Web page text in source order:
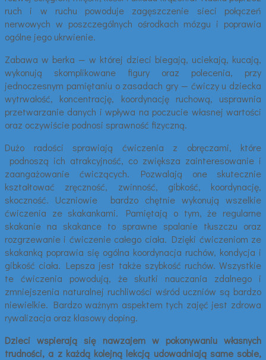
ruch i w ruchu powoduje zagęszczenie sieci połączeń
nerwowych w poszczególnych ośrodkach mózgu i poprawia
ogólne jego ukrwienie.
Zabawa w berka — w której dzieci biegają, uciekają, kucają,
wykonują skomplikowane figury oraz polecenia, przy
jednoczesnym pamiętaniu o zasadach gry — ćwiczy u dziecka
wytrwałość, koncentrację, koordynację ruchową, usprawnia
przetwarzanie danych i wpływa na poczucie własnej wartości
oraz oczywiście podnosi sprawność fizyczną.
Dużo radości sprawiają ćwiczenia z obręczami, które
podnoszą ich atrakcyjność, co zwiększa zainteresowanie i
zaangażowanie ćwiczących. Pozwalają one skutecznie
kształtować zręczność, zwinność, gibkość, koordynację,
skoczność. Uczniowie bardzo chętnie wykonują wszelkie
ćwiczenia ze skakankami. Pamiętają o tym, że regularne
skakanie na skakance to sprawne spalanie tłuszczu oraz
rozgrzewanie i ćwiczenie całego ciała. Dzięki ćwiczeniom ze
skakanką poprawia się ogólna koordynacja ruchów, kondycja i
gibkość ciała. Lepsza jest także szybkość ruchów. Wszystkie
te ćwiczenia powodują, że skutki nauczania zdalnego i
zmniejszenia naturalnej ruchliwości wśród uczniów są bardzo
niewielkie. Bardzo ważnym aspektem tych zajęć jest zdrowa
rywalizacja oraz klasowy doping.
Dzieci wspierają się nawzajem w pokonywaniu własnych
trudności, a z każdą kolejną lekcją udowadniają same sobie,